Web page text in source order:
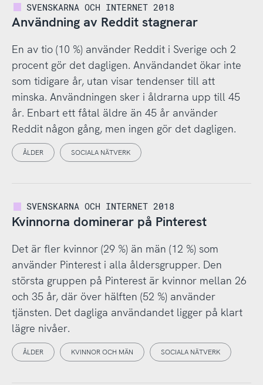
SVENSKARNA OCH INTERNET 2018
Användning av Reddit stagnerar
En av tio (10 %) använder Reddit i Sverige och 2
procent gör det dagligen. Användandet ökar inte
som tidigare år, utan visar tendenser till att
minska. Användningen sker i åldrarna upp till 45
år. Enbart ett fåtal äldre än 45 år använder
Reddit någon gång, men ingen gör det dagligen.
ÅLDER SOCIALA NÄTVERK
SVENSKARNA OCH INTERNET 2018
Kvinnorna dominerar på Pinterest
Det är fler kvinnor (29 %) än män (12 %) som
använder Pinterest i alla åldersgrupper. Den
största gruppen på Pinterest är kvinnor mellan 26
och 35 år, där över hälften (52 %) använder
tjänsten. Det dagliga användandet ligger på klart
lägre nivåer.
ÅLDER KVINNOR OCH MÄN SOCIALA NÄTVERK